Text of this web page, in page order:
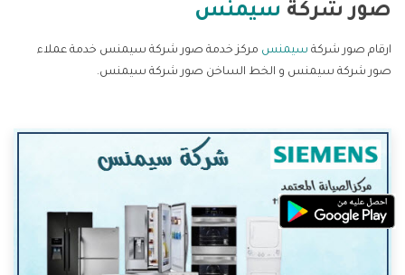
صور شركة سيمنس
ارقام صور شركة سيمنس مركز خدمة صور شركة سيمنس خدمة عملاء
صور شركة سيمنس و الخط الساخن صور شركة سيمنس.